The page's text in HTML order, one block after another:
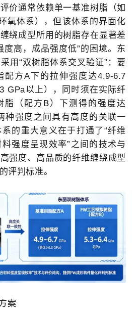
价通常依赖单一基准树脂（如
氧体系），但该体系的界面化
绕成型所用的树脂存在显著差
高，成品强度低”的困境。 东
用“双树脂体系交叉验证”：要
配方A下的拉伸强度达4.9-6.7
GPa以上），同时须在实际纤
脂（配方B）下测得的强度达
种强度之间具有高度的关联一
的重大意义在于打通了“纤维
强度呈现效率”之间的技术与
强度、高品质的纤维缠绕成型
评判标准。
案